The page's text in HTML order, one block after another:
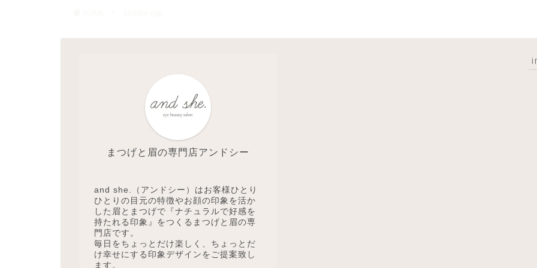
まつげと眉の専門店アンドシー
and she.（アンドシー）はお客様ひとり
ひとりの目元の特徴やお顔の印象を活か
した眉とまつげで『ナチュラルで好感を
持たれる印象』をつくるまつげと眉の専
門店です。
毎日をちょっとだけ楽しく、ちょっとだ
け幸せにする印象デザインをご提案致し
ます。